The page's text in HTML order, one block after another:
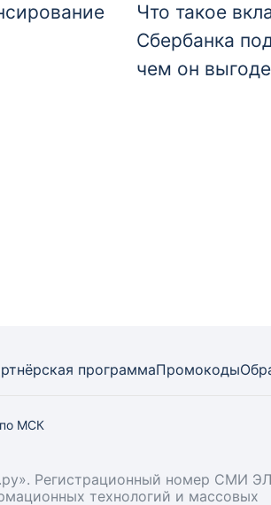
Что такое
Сбербанка
чем он
программаПромокоды
МСК
Регистрационный номер СМИ
технологий и массовых